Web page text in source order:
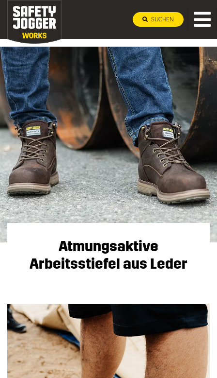
SUCHEN
Atmungsaktive
Arbeitsstiefel aus Leder